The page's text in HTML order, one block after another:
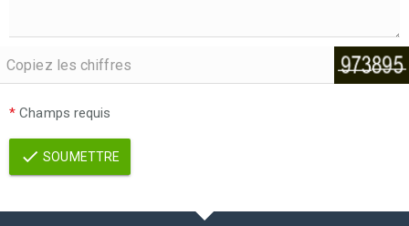
* Champs requis
SOUMETTRE